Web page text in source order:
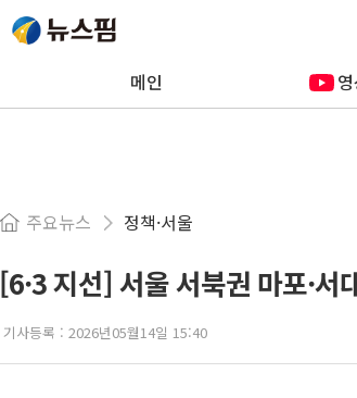
메인
주요뉴스 정책·서울
[6·3 지선] 서울 서북권 마포·
기사등록 : 2026년05월14일 15:40